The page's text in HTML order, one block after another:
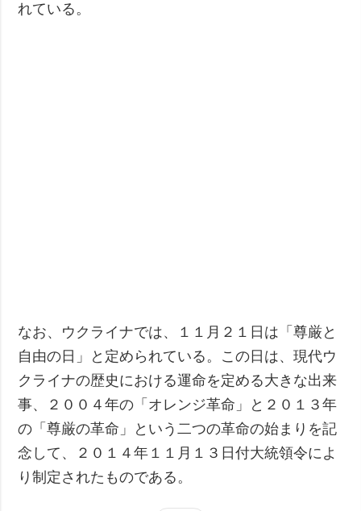
れている。
なお、ウクライナでは、１１月２１日は「尊厳と
自由の日」と定められている。この日は、現代ウ
クライナの歴史における運命を定める大きな出来
事、２００４年の「オレンジ革命」と２０１３年
の「尊厳の革命」という二つの革命の始まりを記
念して、２０１４年１１月１３日付大統領令によ
り制定されたものである。